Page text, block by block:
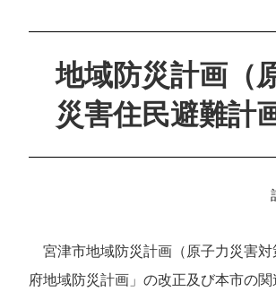
地域防災計画（
災害住民避難計
宮津市地域防災計画（原子力災害
府地域防災計画」の改正及び本市の